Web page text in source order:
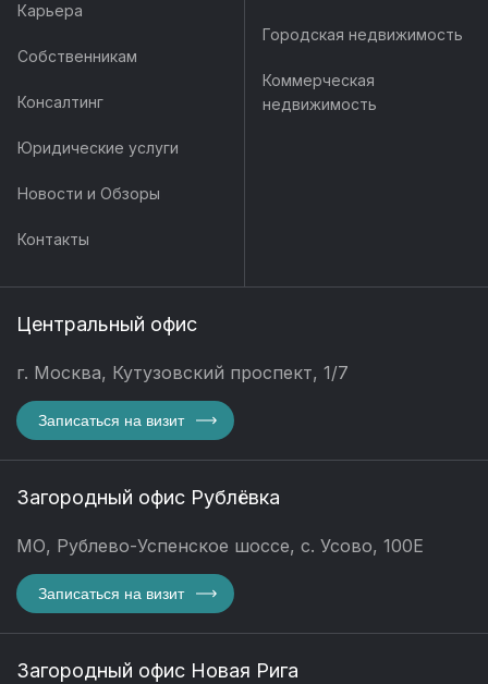
Карьера
Собственникам
Консалтинг
Юридические услуги
Новости и Обзоры
Контакты
Городская недвижимость
Коммерческая
недвижимость
Центральный офис
г. Москва, Кутузовский проспект, 1/7
Записаться на визит
Загородный офис Рублёвка
МО, Рублево-Успенское шоссе, с. Усово, 100Е
Записаться на визит
Загородный офис Новая Рига